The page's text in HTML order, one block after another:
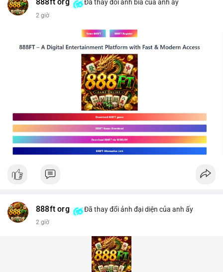
888ft org Đã thay đổi ảnh bìa của anh ấy
2 giờ
888ft org Đã thay đổi ảnh đại diện của anh ấy
2 giờ